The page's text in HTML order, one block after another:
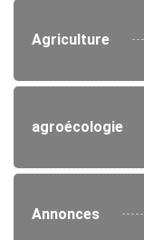
Agriculture
agroécologie
Annonces